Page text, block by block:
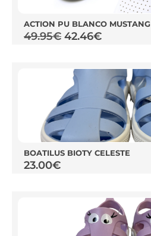
ACTION PU BLANCO MUSTANG
49.95€ 42.46€
BOATILUS BIOTY CELESTE
23.00€